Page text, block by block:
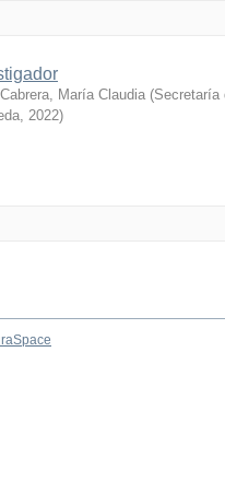
Cabrera, María Claudia (Secretaría
, 2022)